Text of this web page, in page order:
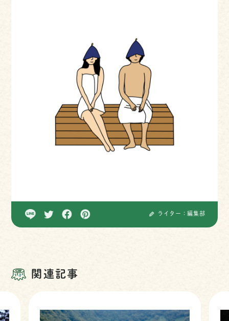
ライター：編集部
関連記事